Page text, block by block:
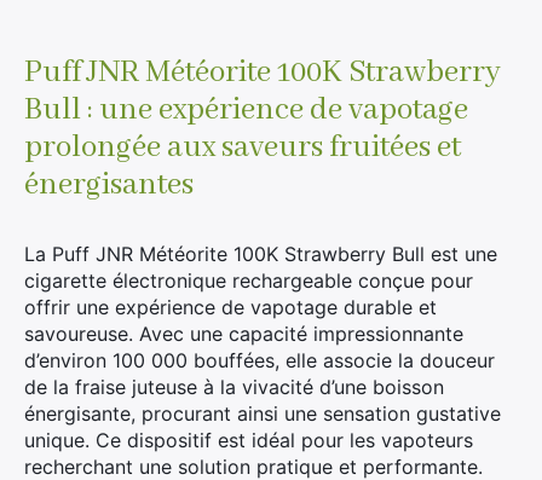
Puff JNR Météorite 100K Strawberry
Bull : une expérience de vapotage
prolongée aux saveurs fruitées et
énergisantes
La Puff JNR Météorite 100K Strawberry Bull est une
cigarette électronique rechargeable conçue pour
offrir une expérience de vapotage durable et
savoureuse. Avec une capacité impressionnante
d’environ 100 000 bouffées, elle associe la douceur
de la fraise juteuse à la vivacité d’une boisson
énergisante, procurant ainsi une sensation gustative
unique. Ce dispositif est idéal pour les vapoteurs
recherchant une solution pratique et performante.